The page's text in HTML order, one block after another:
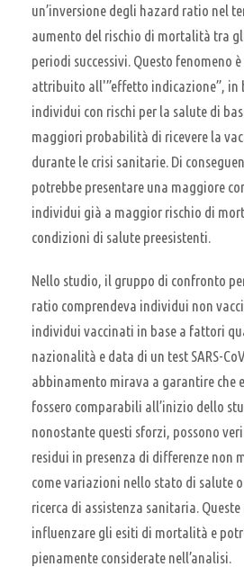
un’inversione degli hazard ratio nel
aumento del rischio di mortalità tra
periodi successivi. Questo fenomeno
attribuito all'”effetto indicazione”, in
individui con rischi per la salute di
maggiori probabilità di ricevere la
durante le crisi sanitarie. Di
potrebbe presentare una maggiore
individui già a maggior rischio di
condizioni di salute preesistenti.
Nello studio, il gruppo di confronto
ratio comprendeva individui non
individui vaccinati in base a fattori
nazionalità e data di un test SARS-
abbinamento mirava a garantire che
fossero comparabili all’inizio dello
nonostante questi sforzi, possono
residui in presenza di differenze non
come variazioni nello stato di salute
ricerca di assistenza sanitaria.
influenzare gli esiti di mortalità e
pienamente considerate nell’analisi.